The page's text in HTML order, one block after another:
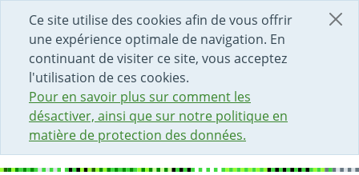
Ce site utilise des cookies afin de vous offrir
une expérience optimale de navigation. En
continuant de visiter ce site, vous acceptez
l'utilisation de ces cookies.
Pour en savoir plus sur comment les
désactiver, ainsi que sur notre politique en
matière de protection des données.
DÉBUT DU CONTENU DE LA PAGE
ACCÈS AU CHAMP DE RECHERCHE
PAGE D'ACCUEIL
FORMULAIRE DE CONTACT